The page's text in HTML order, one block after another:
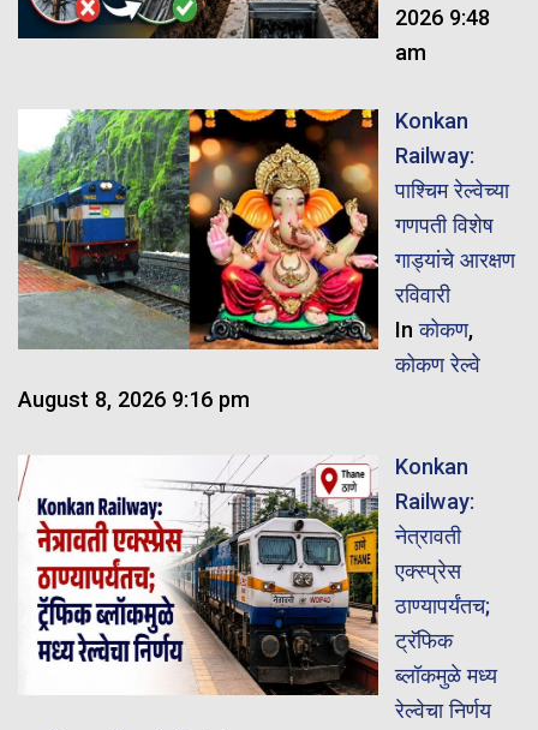
2026 9:48
am
Konkan
Railway:
पाश्चिम रेल्वेच्या
गणपती विशेष
गाड्यांचे आरक्षण
रविवारी
Inकोकण,
कोकण रेल्वे
August 8, 2026 9:16 pm
Konkan
Railway:
नेत्रावती
एक्स्प्रेस
ठाण्यापर्यंतच;
ट्रॅफिक
ब्लॉकमुळे मध्य
रेल्वेचा निर्णय